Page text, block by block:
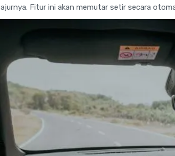
lajurnya. Fitur ini akan memutar setir secara